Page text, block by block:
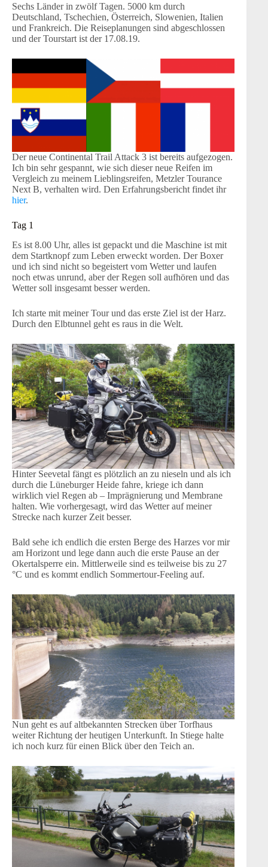
Sechs Länder in zwölf Tagen. 5000 km durch
Deutschland, Tschechien, Österreich, Slowenien, Italien
und Frankreich. Die Reiseplanungen sind abgeschlossen
und der Tourstart ist der 17.08.19.
Der neue Continental Trail Attack 3 ist bereits aufgezogen.
Ich bin sehr gespannt, wie sich dieser neue Reifen im
Vergleich zu meinem Lieblingsreifen, Metzler Tourance
Next B, verhalten wird. Den Erfahrungsbericht findet ihr
hier.
Tag 1
Es ist 8.00 Uhr, alles ist gepackt und die Maschine ist mit
dem Startknopf zum Leben erweckt worden. Der Boxer
und ich sind nicht so begeistert vom Wetter und laufen
noch etwas unrund, aber der Regen soll aufhören und das
Wetter soll insgesamt besser werden.
Ich starte mit meiner Tour und das erste Ziel ist der Harz.
Durch den Elbtunnel geht es raus in die Welt.
Hinter Seevetal fängt es plötzlich an zu nieseln und als ich
durch die Lüneburger Heide fahre, kriege ich dann
wirklich viel Regen ab – Imprägnierung und Membrane
halten. Wie vorhergesagt, wird das Wetter auf meiner
Strecke nach kurzer Zeit besser.
Bald sehe ich endlich die ersten Berge des Harzes vor mir
am Horizont und lege dann auch die erste Pause an der
Okertalsperre ein. Mittlerweile sind es teilweise bis zu 27
°C und es kommt endlich Sommertour-Feeling auf.
Nun geht es auf altbekannten Strecken über Torfhaus
weiter Richtung der heutigen Unterkunft. In Stiege halte
ich noch kurz für einen Blick über den Teich an.